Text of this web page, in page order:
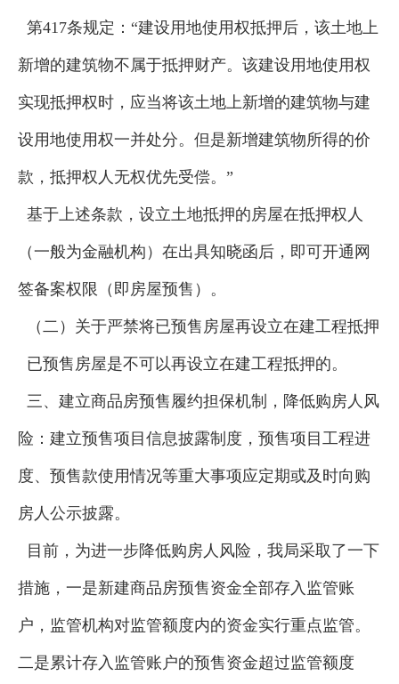
第417条规定：“建设用地使用权抵押后，该土地上
新增的建筑物不属于抵押财产。该建设用地使用权
实现抵押权时，应当将该土地上新增的建筑物与建
设用地使用权一并处分。但是新增建筑物所得的价
款，抵押权人无权优先受偿。”
基于上述条款，设立土地抵押的房屋在抵押权人
（一般为金融机构）在出具知晓函后，即可开通网
签备案权限（即房屋预售）。
（二）关于严禁将已预售房屋再设立在建工程抵押
已预售房屋是不可以再设立在建工程抵押的。
三、建立商品房预售履约担保机制，降低购房人风
险：建立预售项目信息披露制度，预售项目工程进
度、预售款使用情况等重大事项应定期或及时向购
房人公示披露。
目前，为进一步降低购房人风险，我局采取了一下
措施，一是新建商品房预售资金全部存入监管账
户，监管机构对监管额度内的资金实行重点监管。
二是累计存入监管账户的预售资金超过监管额度